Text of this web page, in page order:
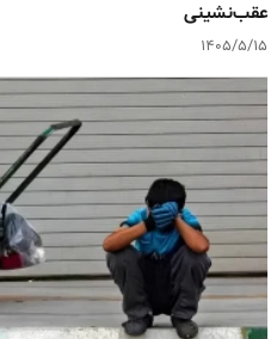
عقب‌نشینی
۱۴۰۵/۵/۱۵